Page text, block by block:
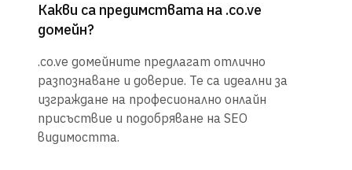
Какви са предимствата на .co.ve
домейн?
.co.ve домейните предлагат отлично
разпознаване и доверие. Те са идеални за
изграждане на професионално онлайн
присъствие и подобряване на SEO
видимостта.